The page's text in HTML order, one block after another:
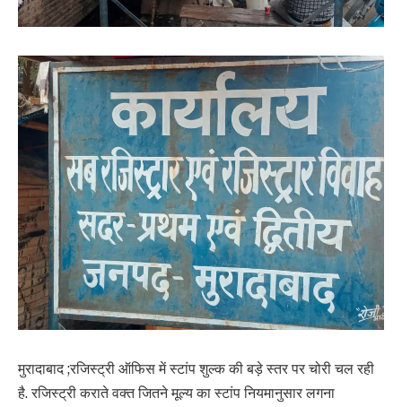
मुरादाबाद ;रजिस्ट्री ऑफिस में स्टांप शुल्क की बड़े स्तर पर चोरी चल रही
है. रजिस्ट्री कराते वक्त जितने मूल्य का स्टांप नियमानुसार लगना